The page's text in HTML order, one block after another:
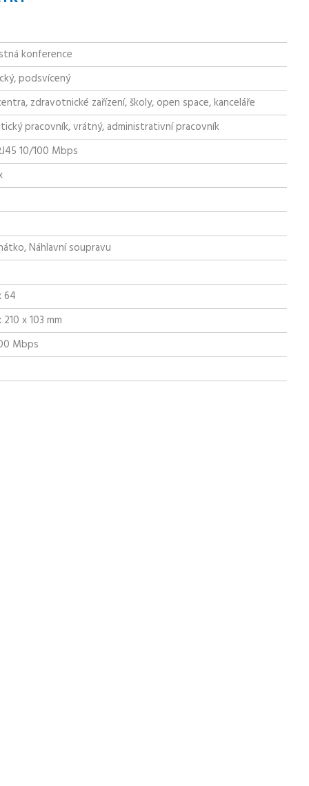
konference
podsvícený
zdravotnické zařízení, školy, open space, kanceláře
pracovník, vrátný, administrativní pracovník
10/100 Mbps
Náhlavní soupravu
64
210 x 103 mm
Mbps